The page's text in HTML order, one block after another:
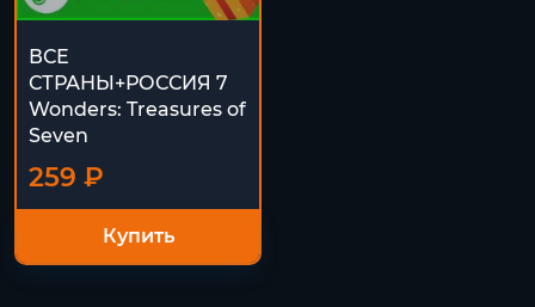
ВСЕ
СТРАНЫ+РОССИЯ 7
Wonders: Treasures of
Seven
259 ₽
Купить